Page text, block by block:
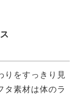
りをすっきり見
タ素材は体のラ